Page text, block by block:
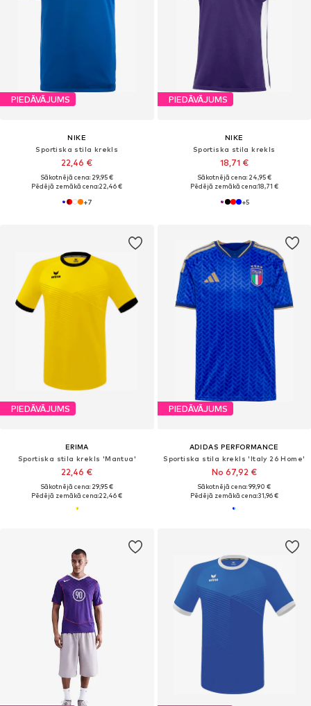
PIEDĀVĀJUMS
NIKE
Sportiska stila krekls
22,46 €
Sākotnējā cena: 29,95 €
Pēdējā zemākā cena:22,46 €
+7
PIEDĀVĀJUMS
NIKE
Sportiska stila krekls
18,71 €
Sākotnējā cena: 24,95 €
Pēdējā zemākā cena:18,71 €
+5
PIEDĀVĀJUMS
ERIMA
Sportiska stila krekls 'Mantua'
22,46 €
Sākotnējā cena: 29,95 €
Pēdējā zemākā cena:22,46 €
PIEDĀVĀJUMS
ADIDAS PERFORMANCE
Sportiska stila krekls 'Italy 26 Home'
No 67,92 €
Sākotnējā cena: 99,90 €
Pēdējā zemākā cena:31,96 €